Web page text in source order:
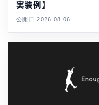
実装例】
公開日 2026.08.06